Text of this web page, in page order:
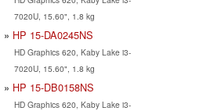
7020U, 15.60", 1.8 kg
HP 15-DA0245NS
HD Graphics 620, Kaby Lake i3-
7020U, 15.60", 1.8 kg
HP 15-DB0158NS
HD Graphics 620, Kaby Lake i3-